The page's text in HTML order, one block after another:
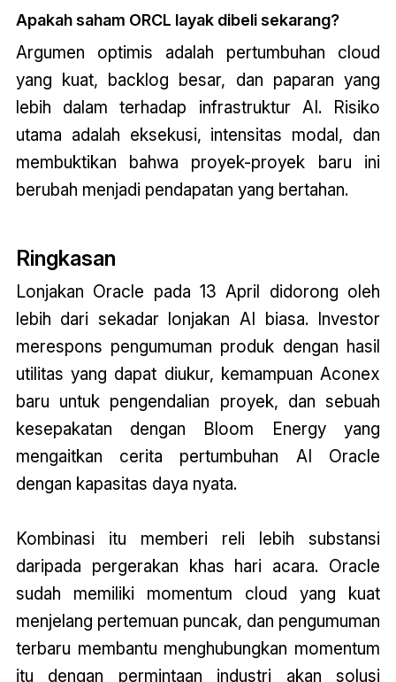
Apakah saham ORCL layak dibeli sekarang?
Argumen optimis adalah pertumbuhan cloud
yang kuat, backlog besar, dan paparan yang
lebih dalam terhadap infrastruktur AI. Risiko
utama adalah eksekusi, intensitas modal, dan
membuktikan bahwa proyek-proyek baru ini
berubah menjadi pendapatan yang bertahan.
Ringkasan
Lonjakan Oracle pada 13 April didorong oleh
lebih dari sekadar lonjakan AI biasa. Investor
merespons pengumuman produk dengan hasil
utilitas yang dapat diukur, kemampuan Aconex
baru untuk pengendalian proyek, dan sebuah
kesepakatan dengan Bloom Energy yang
mengaitkan cerita pertumbuhan AI Oracle
dengan kapasitas daya nyata.
Kombinasi itu memberi reli lebih substansi
daripada pergerakan khas hari acara. Oracle
sudah memiliki momentum cloud yang kuat
menjelang pertemuan puncak, dan pengumuman
terbaru membantu menghubungkan momentum
itu dengan permintaan industri akan solusi